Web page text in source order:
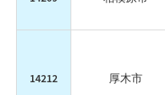
14212 厚木市